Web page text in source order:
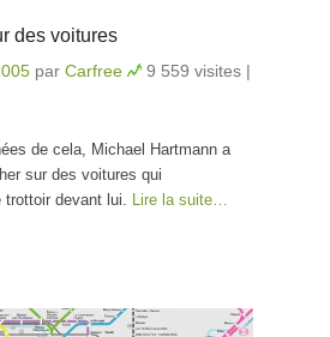
des voitures
par Carfree 9 559 visites |
de cela, Michael Hartmann a
sur des voitures qui
trottoir devant lui. Lire la suite…